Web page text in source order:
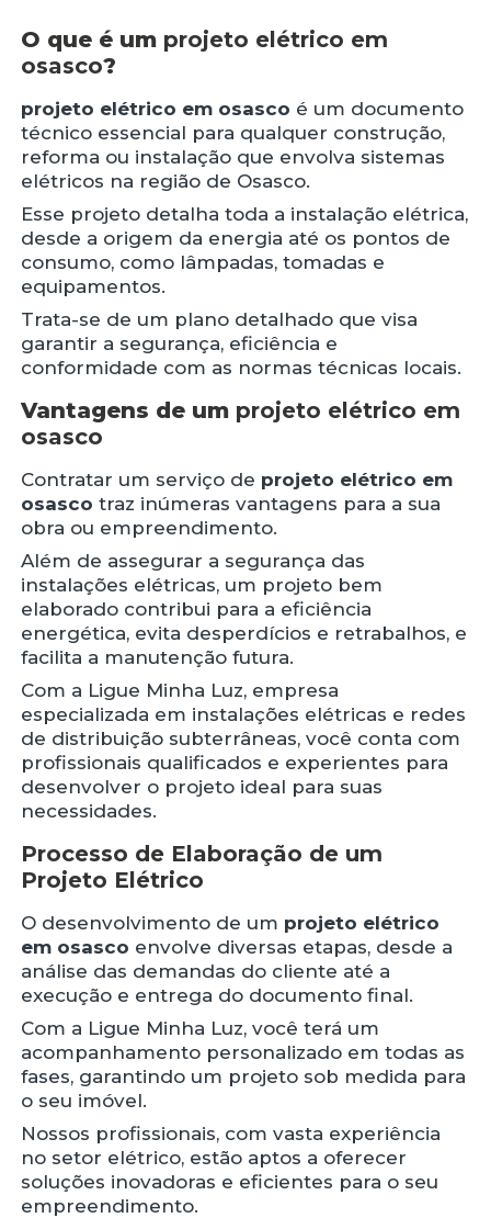
O que é um projeto elétrico em
osasco?
projeto elétrico em osasco é um documento
técnico essencial para qualquer construção,
reforma ou instalação que envolva sistemas
elétricos na região de Osasco.
Esse projeto detalha toda a instalação elétrica,
desde a origem da energia até os pontos de
consumo, como lâmpadas, tomadas e
equipamentos.
Trata-se de um plano detalhado que visa
garantir a segurança, eficiência e
conformidade com as normas técnicas locais.
Vantagens de um projeto elétrico em
osasco
Contratar um serviço de projeto elétrico em
osasco traz inúmeras vantagens para a sua
obra ou empreendimento.
Além de assegurar a segurança das
instalações elétricas, um projeto bem
elaborado contribui para a eficiência
energética, evita desperdícios e retrabalhos, e
facilita a manutenção futura.
Com a Ligue Minha Luz, empresa
especializada em instalações elétricas e redes
de distribuição subterrâneas, você conta com
profissionais qualificados e experientes para
desenvolver o projeto ideal para suas
necessidades.
Processo de Elaboração de um
Projeto Elétrico
O desenvolvimento de um projeto elétrico
em osasco envolve diversas etapas, desde a
análise das demandas do cliente até a
execução e entrega do documento final.
Com a Ligue Minha Luz, você terá um
acompanhamento personalizado em todas as
fases, garantindo um projeto sob medida para
o seu imóvel.
Nossos profissionais, com vasta experiência
no setor elétrico, estão aptos a oferecer
soluções inovadoras e eficientes para o seu
empreendimento.